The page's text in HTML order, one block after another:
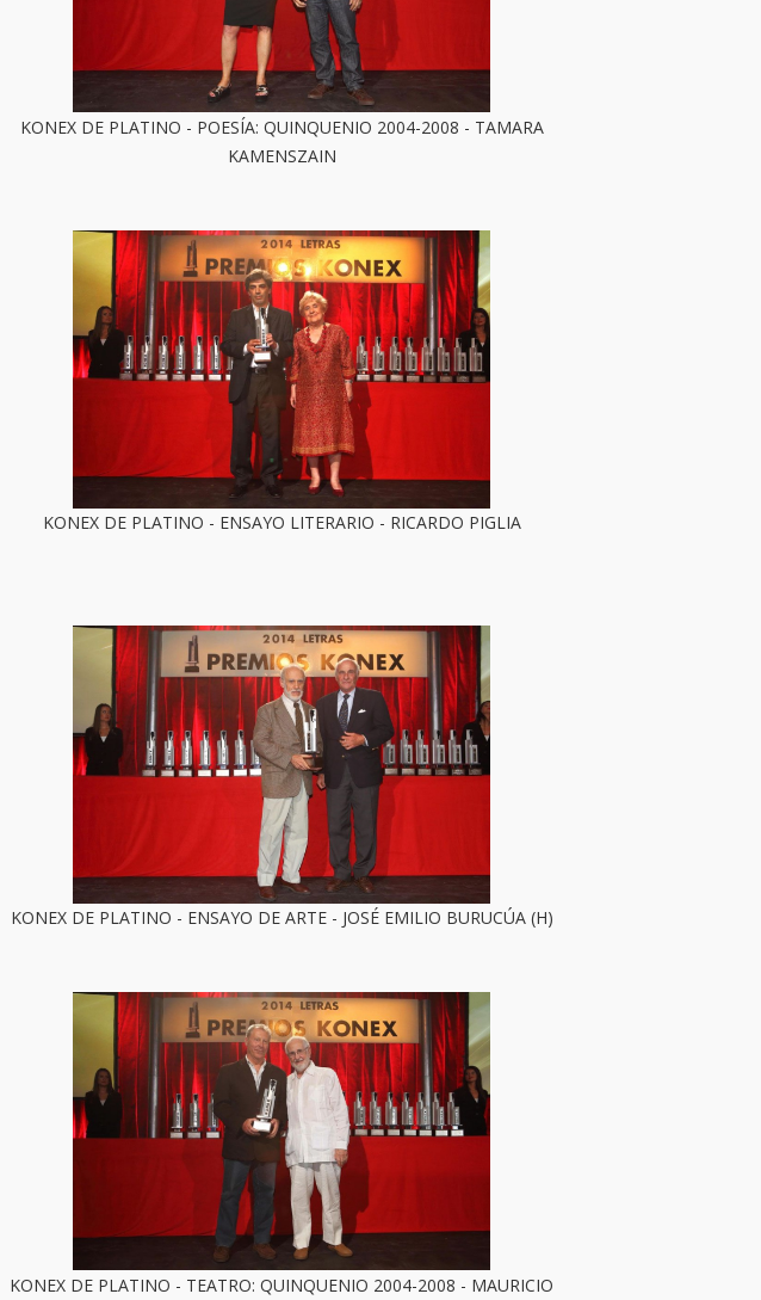
KONEX DE PLATINO - POESÍA: QUINQUENIO 2004-2008 - TAMARA
KAMENSZAIN
KONEX DE PLATINO - ENSAYO LITERARIO - RICARDO PIGLIA
KONEX DE PLATINO - ENSAYO DE ARTE - JOSÉ EMILIO BURUCÚA (H)
KONEX DE PLATINO - TEATRO: QUINQUENIO 2004-2008 - MAURICIO